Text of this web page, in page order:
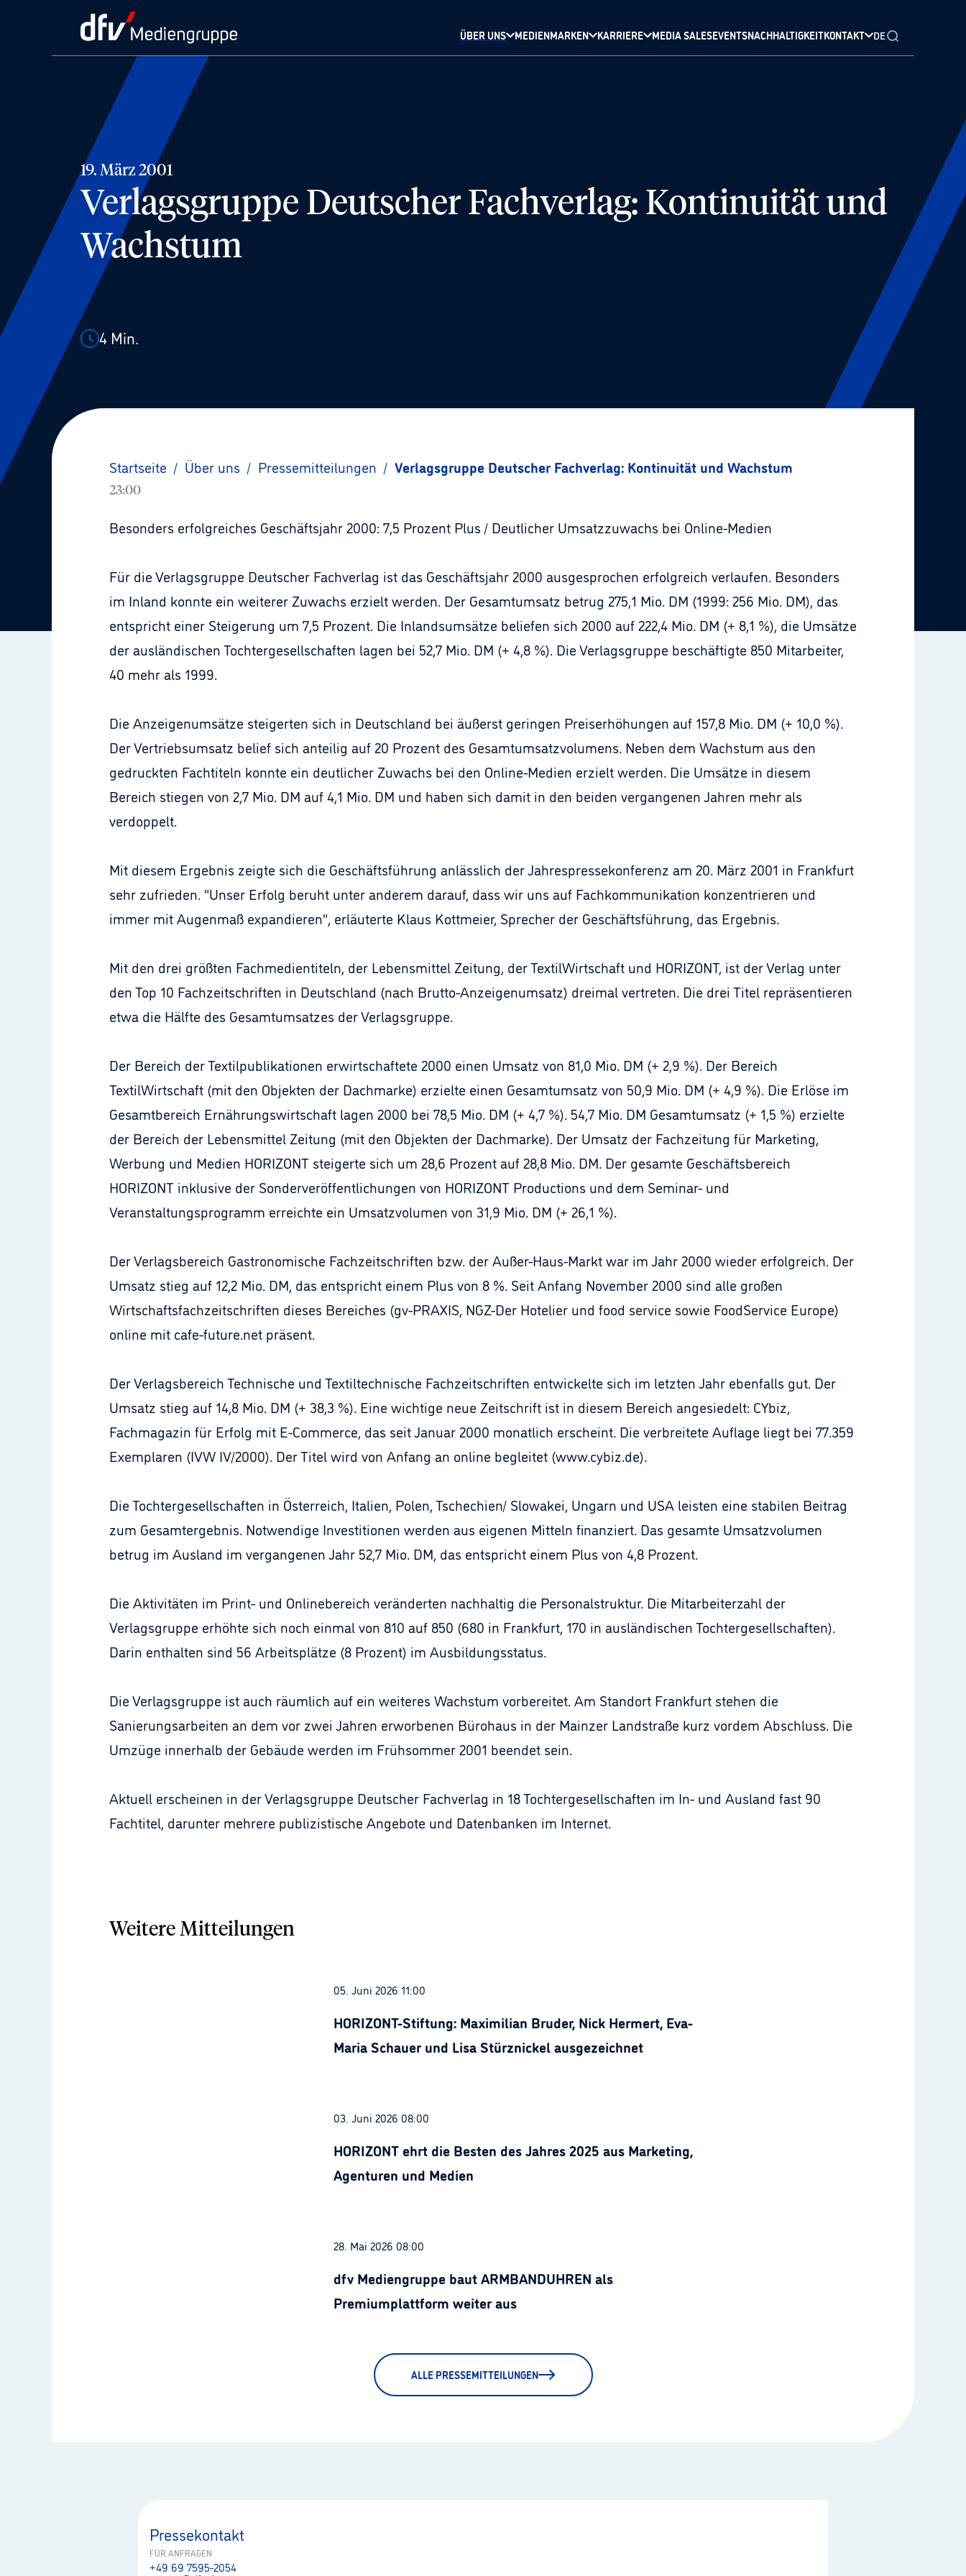
ÜBER UNS MEDIENMARKEN KARRIERE MEDIA SALESEVENTSNACHHALTIGKEITKONTAKT DE
19. März 2001
Verlagsgruppe Deutscher Fachverlag: Kontinuität und
Wachstum
4 Min.
Startseite / Über uns / Pressemitteilungen / Verlagsgruppe Deutscher Fachverlag: Kontinuität und Wachstum
23:00
Besonders erfolgreiches Geschäftsjahr 2000: 7,5 Prozent Plus / Deutlicher Umsatzzuwachs bei Online-Medien
Für die Verlagsgruppe Deutscher Fachverlag ist das Geschäftsjahr 2000 ausgesprochen erfolgreich verlaufen. Besonders
im Inland konnte ein weiterer Zuwachs erzielt werden. Der Gesamtumsatz betrug 275,1 Mio. DM (1999: 256 Mio. DM), das
entspricht einer Steigerung um 7,5 Prozent. Die Inlandsumsätze beliefen sich 2000 auf 222,4 Mio. DM (+ 8,1 %), die Umsätze
der ausländischen Tochtergesellschaften lagen bei 52,7 Mio. DM (+ 4,8 %). Die Verlagsgruppe beschäftigte 850 Mitarbeiter,
40 mehr als 1999.
Die Anzeigenumsätze steigerten sich in Deutschland bei äußerst geringen Preiserhöhungen auf 157,8 Mio. DM (+ 10,0 %).
Der Vertriebsumsatz belief sich anteilig auf 20 Prozent des Gesamtumsatzvolumens. Neben dem Wachstum aus den
gedruckten Fachtiteln konnte ein deutlicher Zuwachs bei den Online-Medien erzielt werden. Die Umsätze in diesem
Bereich stiegen von 2,7 Mio. DM auf 4,1 Mio. DM und haben sich damit in den beiden vergangenen Jahren mehr als
verdoppelt.
Mit diesem Ergebnis zeigte sich die Geschäftsführung anlässlich der Jahrespressekonferenz am 20. März 2001 in Frankfurt
sehr zufrieden. "Unser Erfolg beruht unter anderem darauf, dass wir uns auf Fachkommunikation konzentrieren und
immer mit Augenmaß expandieren", erläuterte Klaus Kottmeier, Sprecher der Geschäftsführung, das Ergebnis.
Mit den drei größten Fachmedientiteln, der Lebensmittel Zeitung, der TextilWirtschaft und HORIZONT, ist der Verlag unter
den Top 10 Fachzeitschriften in Deutschland (nach Brutto-Anzeigenumsatz) dreimal vertreten. Die drei Titel repräsentieren
etwa die Hälfte des Gesamtumsatzes der Verlagsgruppe.
Der Bereich der Textilpublikationen erwirtschaftete 2000 einen Umsatz von 81,0 Mio. DM (+ 2,9 %). Der Bereich
TextilWirtschaft (mit den Objekten der Dachmarke) erzielte einen Gesamtumsatz von 50,9 Mio. DM (+ 4,9 %). Die Erlöse im
Gesamtbereich Ernährungswirtschaft lagen 2000 bei 78,5 Mio. DM (+ 4,7 %). 54,7 Mio. DM Gesamtumsatz (+ 1,5 %) erzielte
der Bereich der Lebensmittel Zeitung (mit den Objekten der Dachmarke). Der Umsatz der Fachzeitung für Marketing,
Werbung und Medien HORIZONT steigerte sich um 28,6 Prozent auf 28,8 Mio. DM. Der gesamte Geschäftsbereich
HORIZONT inklusive der Sonderveröffentlichungen von HORIZONT Productions und dem Seminar- und
Veranstaltungsprogramm erreichte ein Umsatzvolumen von 31,9 Mio. DM (+ 26,1 %).
Der Verlagsbereich Gastronomische Fachzeitschriften bzw. der Außer-Haus-Markt war im Jahr 2000 wieder erfolgreich. Der
Umsatz stieg auf 12,2 Mio. DM, das entspricht einem Plus von 8 %. Seit Anfang November 2000 sind alle großen
Wirtschaftsfachzeitschriften dieses Bereiches (gv-PRAXIS, NGZ-Der Hotelier und food service sowie FoodService Europe)
online mit cafe-future.net präsent.
Der Verlagsbereich Technische und Textiltechnische Fachzeitschriften entwickelte sich im letzten Jahr ebenfalls gut. Der
Umsatz stieg auf 14,8 Mio. DM (+ 38,3 %). Eine wichtige neue Zeitschrift ist in diesem Bereich angesiedelt: CYbiz,
Fachmagazin für Erfolg mit E-Commerce, das seit Januar 2000 monatlich erscheint. Die verbreitete Auflage liegt bei 77.359
Exemplaren (IVW IV/2000). Der Titel wird von Anfang an online begleitet (www.cybiz.de).
Die Tochtergesellschaften in Österreich, Italien, Polen, Tschechien/ Slowakei, Ungarn und USA leisten eine stabilen Beitrag
zum Gesamtergebnis. Notwendige Investitionen werden aus eigenen Mitteln finanziert. Das gesamte Umsatzvolumen
betrug im Ausland im vergangenen Jahr 52,7 Mio. DM, das entspricht einem Plus von 4,8 Prozent.
Die Aktivitäten im Print- und Onlinebereich veränderten nachhaltig die Personalstruktur. Die Mitarbeiterzahl der
Verlagsgruppe erhöhte sich noch einmal von 810 auf 850 (680 in Frankfurt, 170 in ausländischen Tochtergesellschaften).
Darin enthalten sind 56 Arbeitsplätze (8 Prozent) im Ausbildungsstatus.
Die Verlagsgruppe ist auch räumlich auf ein weiteres Wachstum vorbereitet. Am Standort Frankfurt stehen die
Sanierungsarbeiten an dem vor zwei Jahren erworbenen Bürohaus in der Mainzer Landstraße kurz vordem Abschluss. Die
Umzüge innerhalb der Gebäude werden im Frühsommer 2001 beendet sein.
Aktuell erscheinen in der Verlagsgruppe Deutscher Fachverlag in 18 Tochtergesellschaften im In- und Ausland fast 90
Fachtitel, darunter mehrere publizistische Angebote und Datenbanken im Internet.
Weitere Mitteilungen
05. Juni 2026 11:00
HORIZONT-Stiftung: Maximilian Bruder, Nick Hermert, Eva-
Maria Schauer und Lisa Stürznickel ausgezeichnet
03. Juni 2026 08:00
HORIZONT ehrt die Besten des Jahres 2025 aus Marketing,
Agenturen und Medien
28. Mai 2026 08:00
dfv Mediengruppe baut ARMBANDUHREN als
Premiumplattform weiter aus
ALLE PRESSEMITTEILUNGEN
Pressekontakt
FÜR ANFRAGEN
+49 69 7595-2054